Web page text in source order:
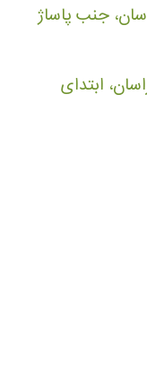
جنب پاساژ
ابتدای